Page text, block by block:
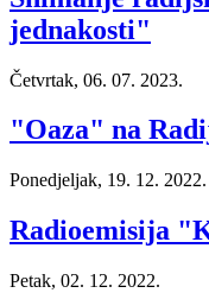
jednakosti"
Četvrtak, 06. 07. 2023.
"Oaza" na
Ponedjeljak, 19. 12. 2022.
Radioemisija
Petak, 02. 12. 2022.